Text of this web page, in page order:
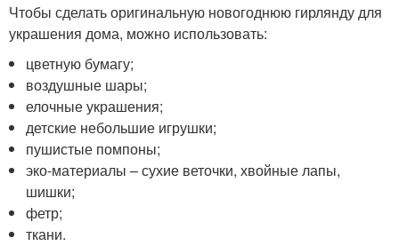
Чтобы сделать оригинальную новогоднюю гирлянду для
украшения дома, можно использовать:
цветную бумагу;
воздушные шары;
елочные украшения;
детские небольшие игрушки;
пушистые помпоны;
эко-материалы – сухие веточки, хвойные лапы,
шишки;
фетр;
ткани.